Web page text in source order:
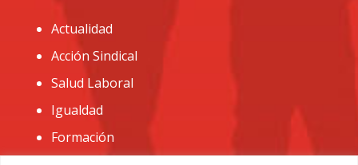
Actualidad
Acción Sindical
Salud Laboral
Igualdad
Formación